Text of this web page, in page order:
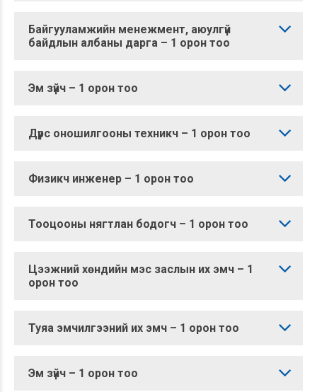
Байгууламжийн менежмент, аюулгүй
байдлын албаны дарга – 1 орон тоо
Эм зүйч – 1 орон тоо
Дүрс оношилгооны техникч – 1 орон тоо
Физикч инженер – 1 орон тоо
Тооцооны нягтлан бодогч – 1 орон тоо
Цээжний хөндийн мэс заслын их эмч – 1
орон тоо
Туяа эмчилгээний их эмч – 1 орон тоо
Эм зүйч – 1 орон тоо